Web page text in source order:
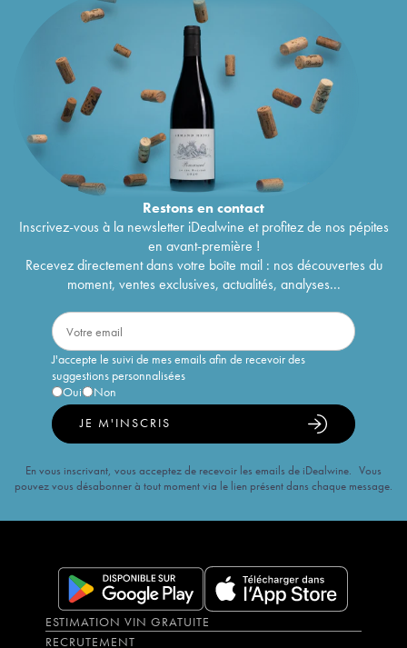
Restons encontact
Inscrivez-vous à la newsletter iDealwine et profitez de nos pépites
en avant-première !
Recevez directement dans votre boîte mail : nos découvertes du
moment, ventes exclusives, actualités, analyses...
J'accepte le suivi de mes emails afin de recevoir des
suggestions personnalisées
Oui
Non
JE M'INSCRIS
En vous inscrivant, vous acceptez de recevoir les emails de iDealwine. Vous
pouvez vous désabonner à tout moment via le lien présent dans chaque message.
ESTIMATION VIN GRATUITE
RECRUTEMENT